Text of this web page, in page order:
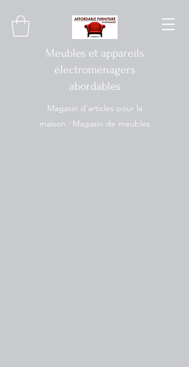
Meubles et appareils
électroménagers
abordables
Magasin d'articles pour la
maison · Magasin de meubles